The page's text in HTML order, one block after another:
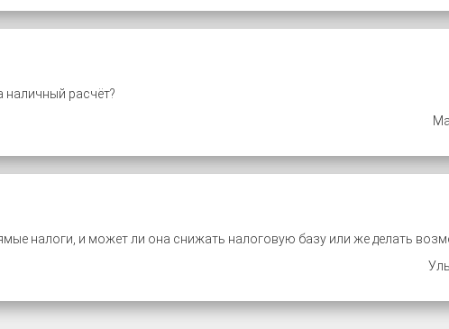
наличный расчёт?
налоги, и может ли она снижать налоговую базу или же делать